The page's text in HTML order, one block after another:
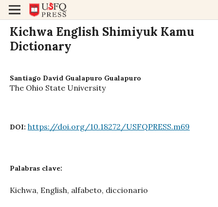
Kichwa English Shimiyuk Kamu
Dictionary
Santiago David Gualapuro Gualapuro
The Ohio State University
DOI: https://doi.org/10.18272/USFQPRESS.m69
Palabras clave:
Kichwa, English, alfabeto, diccionario